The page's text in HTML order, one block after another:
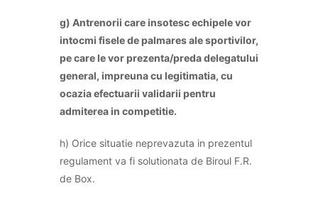
g) Antrenorii care insotesc echipele vor
intocmi fisele de palmares ale sportivilor,
pe care le vor prezenta/preda delegatului
general, impreuna cu legitimatia, cu
ocazia efectuarii validarii pentru
admiterea in competitie.
h) Orice situatie neprevazuta in prezentul
regulament va fi solutionata de Biroul F.R.
de Box.